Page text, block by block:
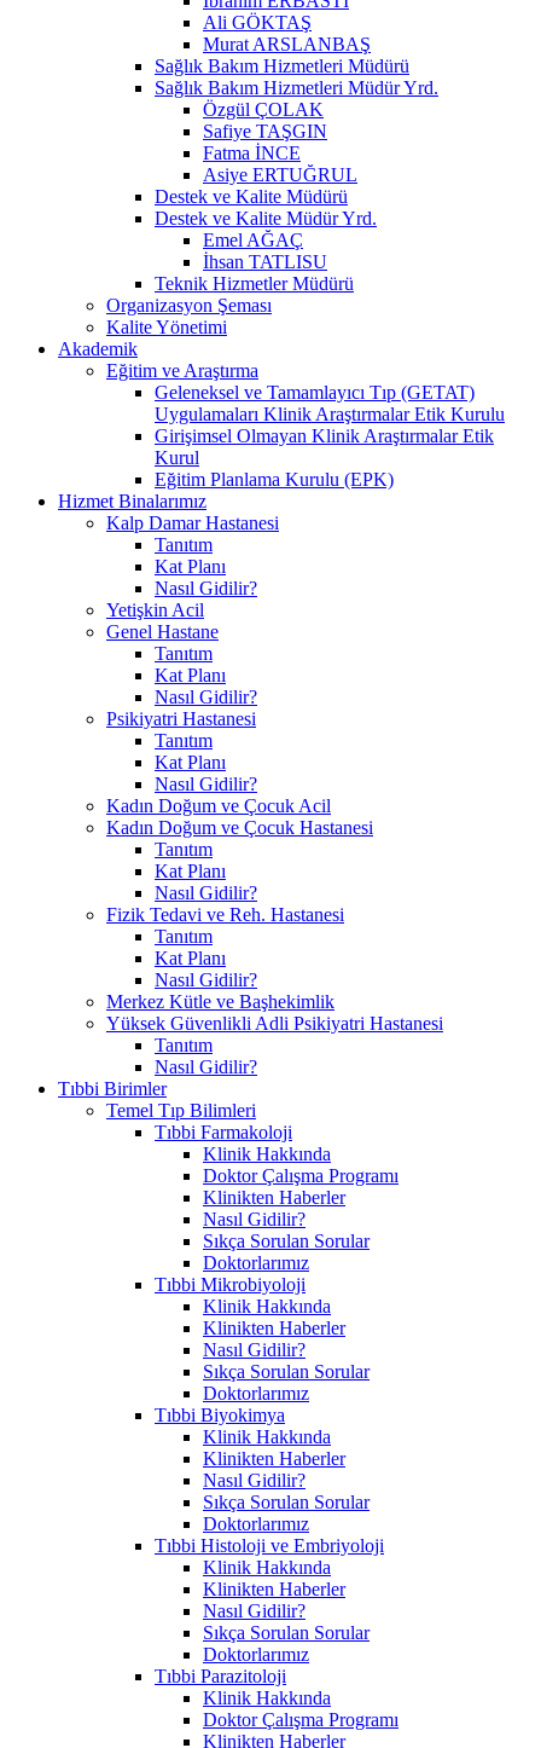
Ali GÖKTAŞ
Murat ARSLANBAŞ
Sağlık Bakım Hizmetleri Müdürü
Sağlık Bakım Hizmetleri Müdür Yrd.
Özgül ÇOLAK
Safiye TAŞGIN
Fatma İNCE
Asiye ERTUĞRUL
Destek ve Kalite Müdürü
Destek ve Kalite Müdür Yrd.
Emel AĞAÇ
İhsan TATLISU
Teknik Hizmetler Müdürü
Organizasyon Şeması
Kalite Yönetimi
Akademik
Eğitim ve Araştırma
Geleneksel ve Tamamlayıcı Tıp (GETAT)
Uygulamaları Klinik Araştırmalar Etik Kurulu
Girişimsel Olmayan Klinik Araştırmalar Etik
Kurul
Eğitim Planlama Kurulu (EPK)
Hizmet Binalarımız
Kalp Damar Hastanesi
Tanıtım
Kat Planı
Nasıl Gidilir?
Yetişkin Acil
Genel Hastane
Tanıtım
Kat Planı
Nasıl Gidilir?
Psikiyatri Hastanesi
Tanıtım
Kat Planı
Nasıl Gidilir?
Kadın Doğum ve Çocuk Acil
Kadın Doğum ve Çocuk Hastanesi
Tanıtım
Kat Planı
Nasıl Gidilir?
Fizik Tedavi ve Reh. Hastanesi
Tanıtım
Kat Planı
Nasıl Gidilir?
Merkez Kütle ve Başhekimlik
Yüksek Güvenlikli Adli Psikiyatri Hastanesi
Tanıtım
Nasıl Gidilir?
Tıbbi Birimler
Temel Tıp Bilimleri
Tıbbi Farmakoloji
Klinik Hakkında
Doktor Çalışma Programı
Klinikten Haberler
Nasıl Gidilir?
Sıkça Sorulan Sorular
Doktorlarımız
Tıbbi Mikrobiyoloji
Klinik Hakkında
Klinikten Haberler
Nasıl Gidilir?
Sıkça Sorulan Sorular
Doktorlarımız
Tıbbi Biyokimya
Klinik Hakkında
Klinikten Haberler
Nasıl Gidilir?
Sıkça Sorulan Sorular
Doktorlarımız
Tıbbi Histoloji ve Embriyoloji
Klinik Hakkında
Klinikten Haberler
Nasıl Gidilir?
Sıkça Sorulan Sorular
Doktorlarımız
Tıbbi Parazitoloji
Klinik Hakkında
Doktor Çalışma Programı
Klinikten Haberler